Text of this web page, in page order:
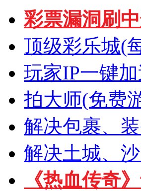
彩票漏洞刷
顶级彩乐城(
玩家IP一键
拍大师(免费
解决包裹、
解决土城、
《热血传奇